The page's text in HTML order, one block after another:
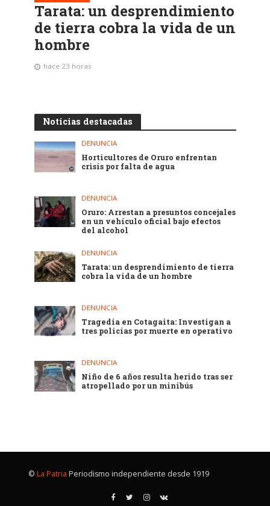
Tarata: un desprendimiento
de tierra cobra la vida de un
hombre
hace 23 horas
Noticias destacadas
DENUNCIA
Horticultores de Oruro enfrentan
crisis por falta de agua
DENUNCIA
Oruro: Arrestan a presuntos concejales
en un vehículo oficial bajo efectos
del alcohol
DENUNCIA
Tarata: un desprendimiento de tierra
cobra la vida de un hombre
DENUNCIA
Tragedia en Cotagaita: Investigan a
tres policías por muerte en operativo
DENUNCIA
Niño de 6 años resulta herido tras ser
atropellado por un minibús
© La Patria Periodismo independiente desde 1919